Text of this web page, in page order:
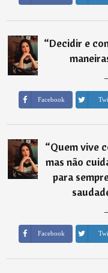
“Decidir e
Facebook
“⁠Quem vive
mas não
para
Facebook